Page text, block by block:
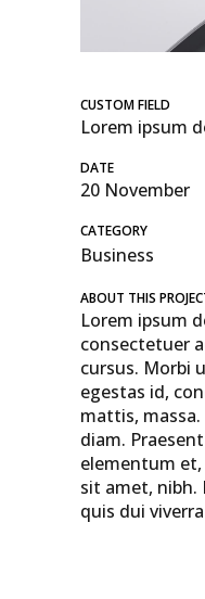
CUSTOM FIELD
Lorem ipsum
DATE
20 November
CATEGORY
Business
ABOUT THIS
Lorem ipsum
consectetuer
cursus. Morbi
egestas id,
mattis,
diam.
elementum
sit amet,
quis dui